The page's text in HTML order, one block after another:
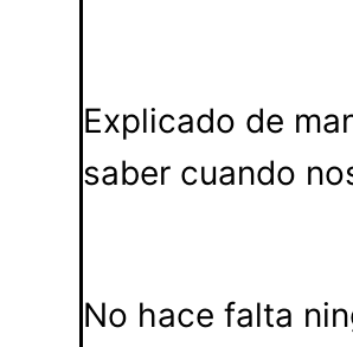
Explicado de
saber cuando
No hace falta